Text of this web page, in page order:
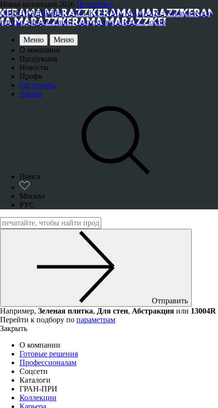
Новая коллекция 2026 Подробнее
ОФИЦИАЛЬНЫЙ САЙТ KERAMA MARAZZI | Керамическая
плитка, керамогранит, сантехника и мебель, обои
Меню
Меню
О компании
Продукция
Новости
Профи
Где купить
Акции
Поиск
Москва
РУС
Отправить
Например, Зеленая плитка, Для стен, Абстракция или 13004R
Перейти к подбору по параметрам
Закрыть
О компании
Готовые решения
Профессионалам
Соцсети
Каталоги
ГРАН-ПРИ
Коллекции
Карьера